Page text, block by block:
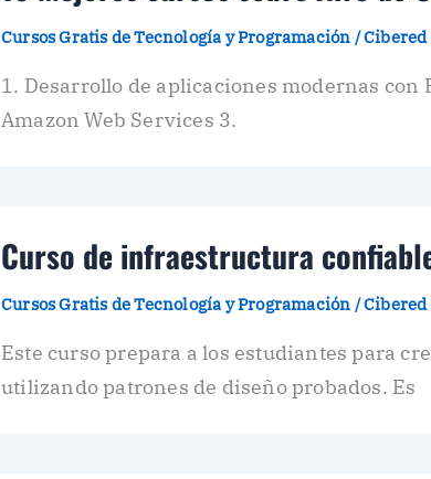
Cursos Gratis de Tecnología y Programación /Cibered
1. Desarrollo de aplicaciones modernas con
Amazon Web Services 3.
Curso de infraestructura
Cursos Gratis de Tecnología y Programación /Cibered
Este curso prepara a los estudiantes para
utilizando patrones de diseño probados. Es